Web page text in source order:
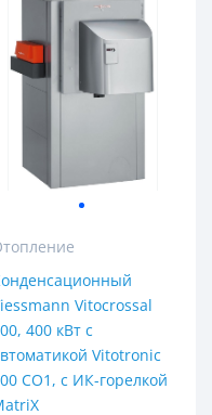
Vitocrossal
400 кВт с
Vitotronic
CO1, с ИК-горелкой